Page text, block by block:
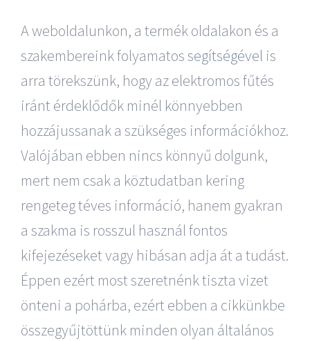
A weboldalunkon, a termék oldalakon és a
szakembereink folyamatossegítségével is
arra törekszünk, hogy az elektromos fűtés
iránt érdeklődők minél könnyebben
hozzájussanak a szükséges információkhoz.
Valójában ebben nincs könnyű dolgunk,
mert nem csak a köztudatban kering
rengeteg téves információ, hanem gyakran
a szakma is rosszul használ fontos
kifejezéseket vagy hibásan adja át a tudást.
Éppen ezért most szeretnénk tiszta vizet
önteni a pohárba, ezért ebben a cikkünkbe
összegyűjtöttünk minden olyan általános